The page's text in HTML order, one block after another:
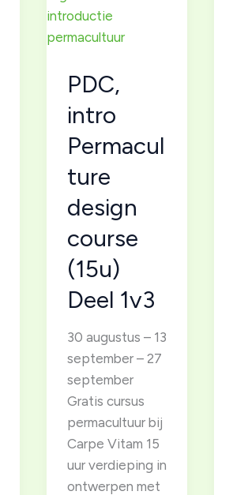
PDC,
intro
Permacul
ture
design
course
(15u)
Deel 1v3
30 augustus – 13
september – 27
september
Gratis cursus
permacultuur bij
Carpe Vitam 15
uur verdieping in
ontwerpen met